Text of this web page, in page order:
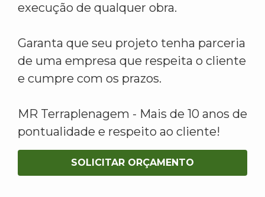
execução de qualquer obra.
Garanta que seu projeto tenha parceria
de uma empresa que respeita o cliente
e cumpre com os prazos.
MR Terraplenagem - Mais de 10 anos de
pontualidade e respeito ao cliente!
SOLICITAR ORÇAMENTO